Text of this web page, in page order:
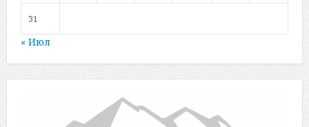
31
« Июл